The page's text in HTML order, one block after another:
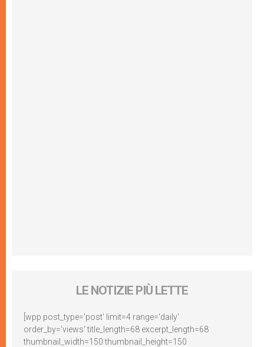
LE NOTIZIE PIÙ LETTE
[wpp post_type='post' limit=4 range='daily'
order_by='views' title_length=68 excerpt_length=68
thumbnail_width=150 thumbnail_height=150